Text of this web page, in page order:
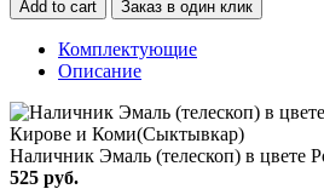
Add to cart Заказ в один клик
Комплектующие
Описание
Наличник Эмаль (телескоп) в цвете
525 руб.